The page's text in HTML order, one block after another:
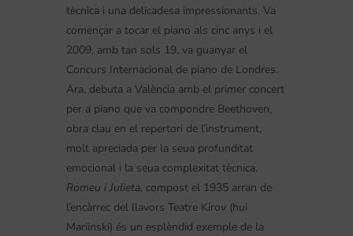
tècnica i una delicadesa impressionants. Va
començar a tocar el piano als cinc anys i el
2009, amb tan sols 19, va guanyar el
Concurs Internacional de piano de Londres.
Ara, debuta a València amb el primer concert
per a piano que va compondre Beethoven,
obra clau en el repertori de l’instrument,
molt apreciada per la seua profunditat
emocional i la seua complexitat tècnica.
Romeu i Julieta, compost el 1935 arran de
l’encàrrec del llavors Teatre Kírov (hui
Mariinski) és un esplèndid exemple de la